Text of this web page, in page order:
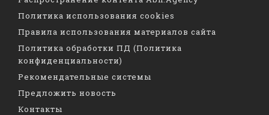
Политика использования cookies
Правила использования материалов сайта
Политика обработки ПД (Политика
конфиденциальности)
Рекомендательные системы
Предложить новость
Контакты